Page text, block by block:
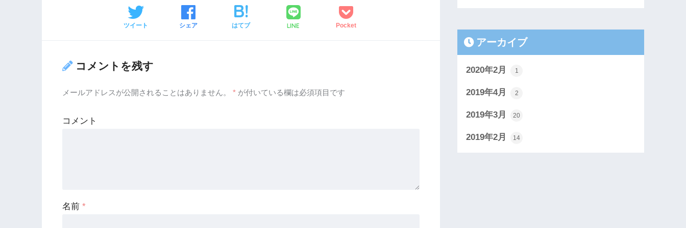
ツイート シェア はてブ LINE Pocket
コメントを残す
メールアドレスが公開されることはありません。 * が付いている欄は必須項目です
コメント
名前 *
アーカイブ
2020年2月 1
2019年4月 2
2019年3月 20
2019年2月 14